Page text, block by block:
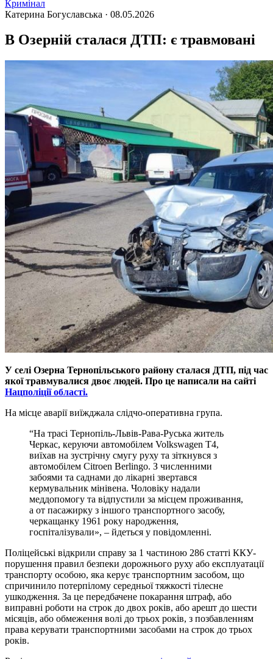
Кримінал
Катерина Богуславська · 08.05.2026
В Озерній сталася ДТП: є травмовані
У селі Озерна Тернопільського району сталася ДТП, під час
якої травмувалися двоє людей. Про це написали на сайті
Нацполіції області.
На місце аварії виїжджала слідчо-оперативна група.
“На трасі Тернопіль-Львів-Рава-Руська житель
Черкас, керуючи автомобілем Volkswagen Т4,
виїхав на зустрічну смугу руху та зіткнувся з
автомобілем Citroen Berlingo. З численними
забоями та саднами до лікарні звертався
кермувальник мінівена. Чоловіку надали
меддопомогу та відпустили за місцем проживання,
а от пасажирку з іншого транспортного засобу,
черкащанку 1961 року народження,
госпіталізували», – йдеться у повідомленні.
Поліцейські відкрили справу за 1 частиною 286 статті ККУ-
порушення правил безпеки дорожнього руху або експлуатації
транспорту особою, яка керує транспортним засобом, що
спричинило потерпілому середньої тяжкості тілесне
ушкодження. За це передбачене покарання штраф, або
виправні роботи на строк до двох років, або арешт до шести
місяців, або обмеження волі до трьох років, з позбавленням
права керувати транспортними засобами на строк до трьох
років.